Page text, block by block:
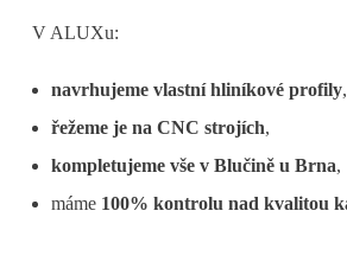
V ALUXu:
navrhujeme vlastní hliníkové profily,
řežeme je na CNC strojích,
kompletujeme vše v Blučině u Brna,
máme 100% kontrolu nad kvalitou